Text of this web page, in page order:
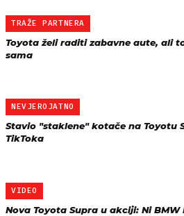
TRAŽE PARTNERA
Toyota želi raditi zabavne aute, ali
sama
NEVJEROJATNO
Stavio "staklene" kotače na Toyotu
TikToka
VIDEO
Nova Toyota Supra u akciji: Ni BMW